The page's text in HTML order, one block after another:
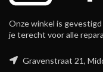
Onze winkel is
je terecht voor alle
Gravenstraat 21,